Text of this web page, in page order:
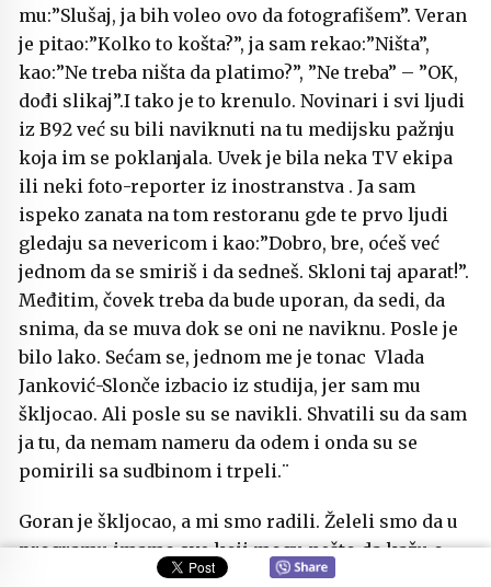
mu:”Slušaj, ja bih voleo ovo da fotografišem”. Veran
je pitao:”Kolko to košta?”, ja sam rekao:”Ništa”,
kao:”Ne treba ništa da platimo?”, ”Ne treba” – ”OK,
dođi slikaj”.I tako je to krenulo. Novinari i svi ljudi
iz B92 već su bili naviknuti na tu medijsku pažnju
koja im se poklanjala. Uvek je bila neka TV ekipa
ili neki foto-reporter iz inostranstva . Ja sam
ispeko zanata na tom restoranu gde te prvo ljudi
gledaju sa nevericom i kao:”Dobro, bre, oćeš već
jednom da se smiriš i da sedneš. Skloni taj aparat!”.
Međitim, čovek treba da bude uporan, da sedi, da
snima, da se muva dok se oni ne naviknu. Posle je
bilo lako. Sećam se, jednom me je tonac Vlada
Janković-Slonče izbacio iz studija, jer sam mu
škljocao. Ali posle su se navikli. Shvatili su da sam
ja tu, da nemam nameru da odem i onda su se
pomirili sa sudbinom i trpeli.¨
Goran je škljocao, a mi smo radili. Želeli smo da u
programu imamo sve koji mogu nešto da kažu o
tom ludilu. Još više smo želeli da to ludilo koje je